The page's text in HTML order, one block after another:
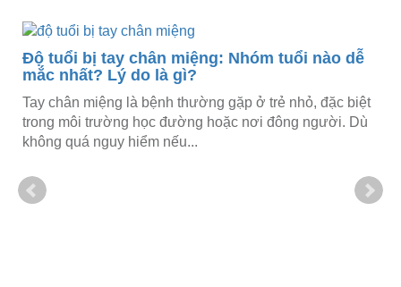
Độ tuổi bị tay chân miệng: Nhóm tuổi nào dễ
mắc nhất? Lý do là gì?
Tay chân miệng là bệnh thường gặp ở trẻ nhỏ, đặc biệt
trong môi trường học đường hoặc nơi đông người. Dù
không quá nguy hiểm nếu...